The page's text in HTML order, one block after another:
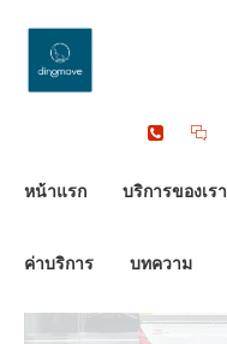
หน้าแรก บริการของเรา
ค่าบริการ บทความ